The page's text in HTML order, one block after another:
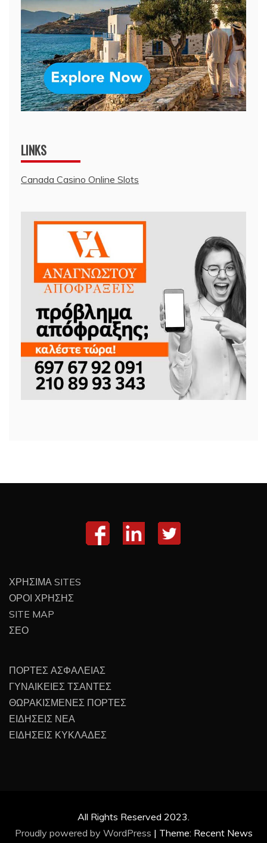
LINKS
Canada Casino Online Slots
ΧΡΗΣΙΜΑ SITES
ΟΡΟΙ ΧΡΗΣΗΣ
SITE MAP
ΣΕΟ
ΠΟΡΤΕΣ ΑΣΦΑΛΕΙΑΣ
ΓΥΝΑΙΚΕΙΕΣ ΤΣΑΝΤΕΣ
ΘΩΡΑΚΙΣΜΕΝΕΣ ΠΟΡΤΕΣ
ΕΙΔΗΣΕΙΣ ΝΕΑ
ΕΙΔΗΣΕΙΣ ΚΥΚΛΑΔΕΣ
All Rights Reserved 2023.
Proudly powered by WordPress | Theme: Recent News